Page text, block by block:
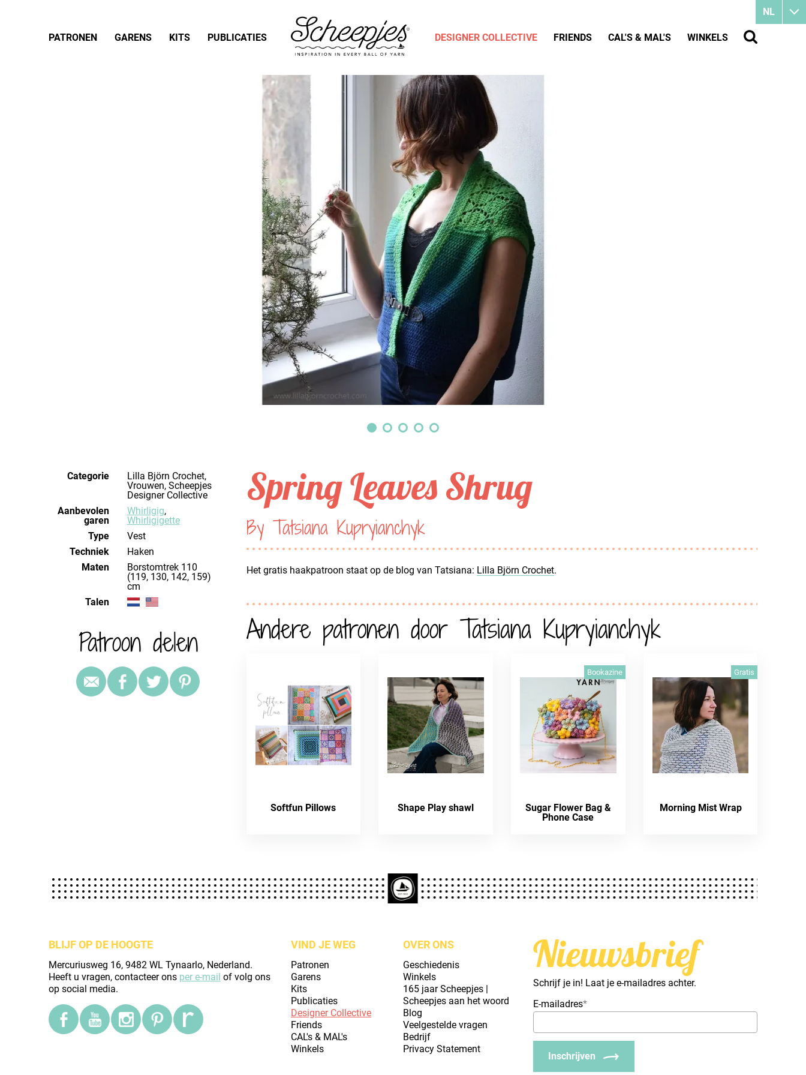
Categorie
Lilla Björn Crochet,
Vrouwen, Scheepjes
Designer Collective
Aanbevolen
garen
Whirligig,
Whirligigette
Type
Vest
Techniek
haken
Maten
Borstomtrek 110
(119, 130, 142, 159)
cm
Talen
Patroon delen
Spring Leaves Shrug
By Tatsiana Kupryianchyk
Het gratis haakpatroon staat op de blog van Tatsiana: Lilla Björn Crochet.
Andere patronen door Tatsiana Kupryianchyk
Softfun Pillows Shape Play shawl
Bookazine
Sugar Flower Bag &
Phone Case
Gratis
Morning Mist Wrap
BLIJF OP DE HOOGTE
Mercuriusweg 16, 9482 WL Tynaarlo, Nederland.
Heeft u vragen, contacteer ons per e-mail of volg ons
op social media.
VIND JE WEG
Patronen
Garens
Kits
Publicaties
Designer Collective
Friends
CAL's & MAL's
Winkels
OVER ONS
Geschiedenis
Winkels
165 jaar Scheepjes |
Scheepjes aan het woord
Blog
Veelgestelde vragen
Bedrijf
Privacy Statement
Nieuwsbrief
Schrijf je in! Laat je e-mailadres achter.
E-mailadres*
Inschrijven
NL
PATRONEN GARENS KITS PUBLICATIES DESIGNER COLLECTIVE FRIENDS CAL'S & MAL'S WINKELS